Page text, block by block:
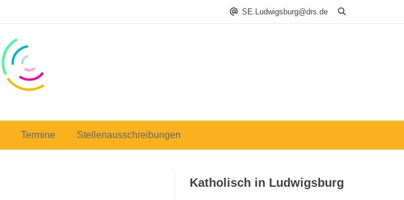
SE.Ludwigsburg@drs.de
Termine Stellenausschreibungen
Katholisch in Ludwigsburg